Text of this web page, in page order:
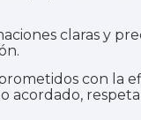
claras y
con la
acordado,